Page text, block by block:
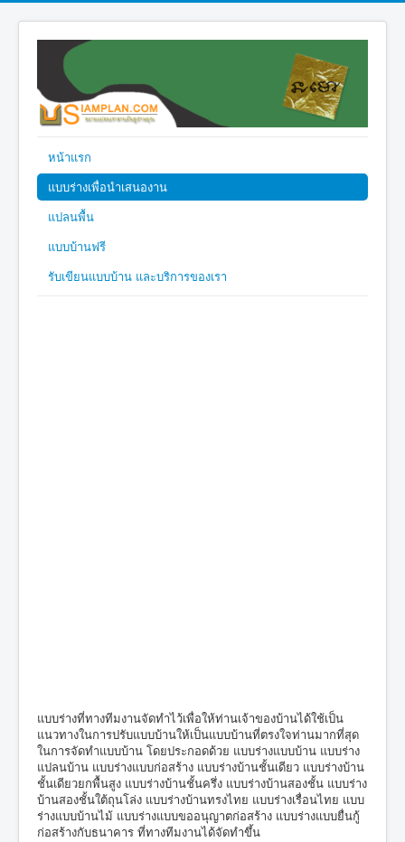
หน้าแรก
แบบร่างเพื่อนำเสนองาน
แปลนพื้น
แบบบ้านฟรี
รับเขียนแบบบ้าน และบริการของเรา
แบบร่างที่ทางทีมงานจัดทำไว้เพื่อให้ท่านเจ้าของบ้านได้ใช้เป็น
แนวทางในการปรับแบบบ้านให้เป็นแบบบ้านที่ตรงใจท่านมากที่สุด
ในการจัดทำแบบบ้าน โดยประกอดด้วย แบบร่างแบบบ้าน แบบร่าง
แปลนบ้าน แบบร่างแบบก่อสร้าง แบบร่างบ้านชั้นเดียว แบบร่างบ้าน
ชั้นเดียวยกพื้นสูง แบบร่างบ้านชั้นครึ่ง แบบร่างบ้านสองชั้น แบบร่าง
บ้านสองชั้นใต้ถุนโล่ง แบบร่างบ้านทรงไทย แบบร่างเรื่อนไทย แบบ
ร่างแบบบ้านไม้ แบบร่างแบบขออนุญาตก่อสร้าง แบบร่างแบบยื่นกู้
ก่อสร้างกับธนาคาร ที่ทางทีมงานได้จัดทำขึ้น